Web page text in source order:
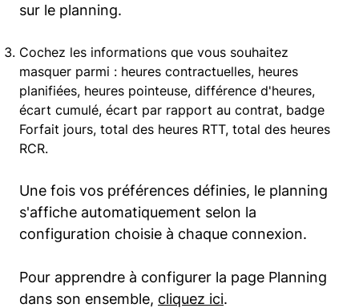
sur le planning.
Cochez les informations que vous souhaitez
masquer parmi : heures contractuelles, heures
planifiées, heures pointeuse, différence d'heures,
écart cumulé, écart par rapport au contrat, badge
Forfait jours, total des heures RTT, total des heures
RCR.
Une fois vos préférences définies, le planning
s'affiche automatiquement selon la
configuration choisie à chaque connexion.
Pour apprendre à configurer la page Planning
dans son ensemble, cliquez ici.